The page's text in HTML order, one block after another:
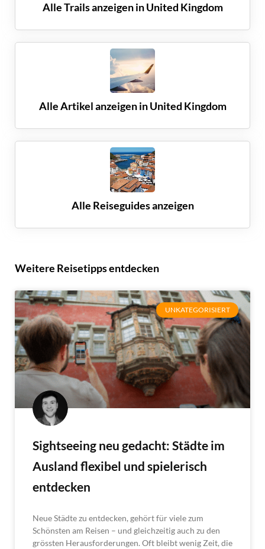
Alle Trails anzeigen inUnited Kingdom
Alle Artikel anzeigen inUnited Kingdom
Alle Reiseguides anzeigen
Weitere Reisetipps entdecken
UNKATEGORISIERT
Sightseeing neu gedacht: Städte im
Ausland flexibel und spielerisch
entdecken
Neue Städte zu entdecken, gehört für viele zum
Schönsten am Reisen – und gleichzeitig auch zu den
grössten Herausforderungen. Oft bleibt wenig Zeit, die